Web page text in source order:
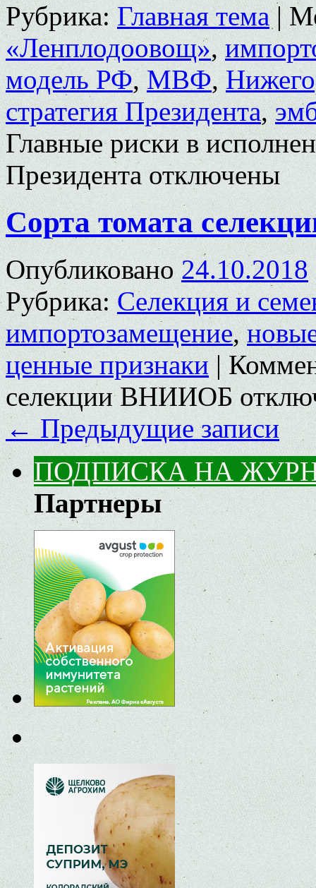
Рубрика: Главная тема |
«Ленплодоовощ»,
модель РФ,МВФ,
стратегия Президента,
Главные риски в
Президентаотключены
Сорта томата
Опубликовано 24.10.2018
Рубрика: Селекция и
импортозамещение,
ценные признаки |
селекции ВНИИОБ
←Предыдущие записи
ПОДПИСКА НА
Партнеры